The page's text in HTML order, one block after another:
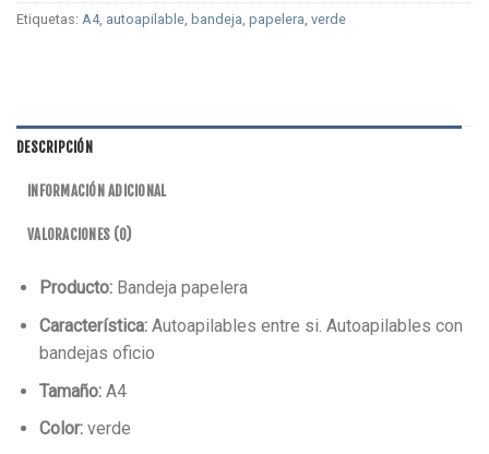
Etiquetas: A4, autoapilable bandeja papelera verde
DESCRIPCIÓN
INFORMACIÓN ADICIONAL
VALORACIONES (0)
Producto:Bandeja papelera
Característica:Autoapilables entre si. Autoapilables con
bandejas oficio
Tamaño:A4
Color:verde